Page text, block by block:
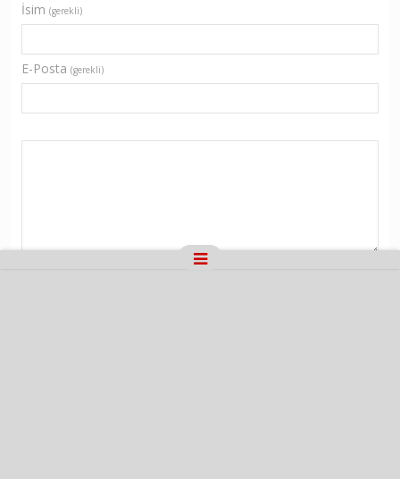
İsim (gerekli)
E-Posta (gerekli)